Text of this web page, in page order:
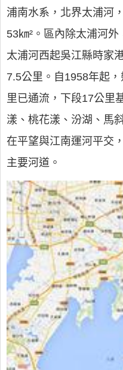
浦南水系，北界太浦河
53㎞²。區內除太浦河
太浦河西起吳江縣時家
7.5公里。自1958年起
里已通流，下段17公里
漾、桃花漾、汾湖、馬
在平望與江南運河平交
主要河道。